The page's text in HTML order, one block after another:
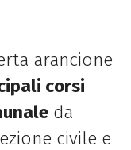
arancione
corsi
da
civile e